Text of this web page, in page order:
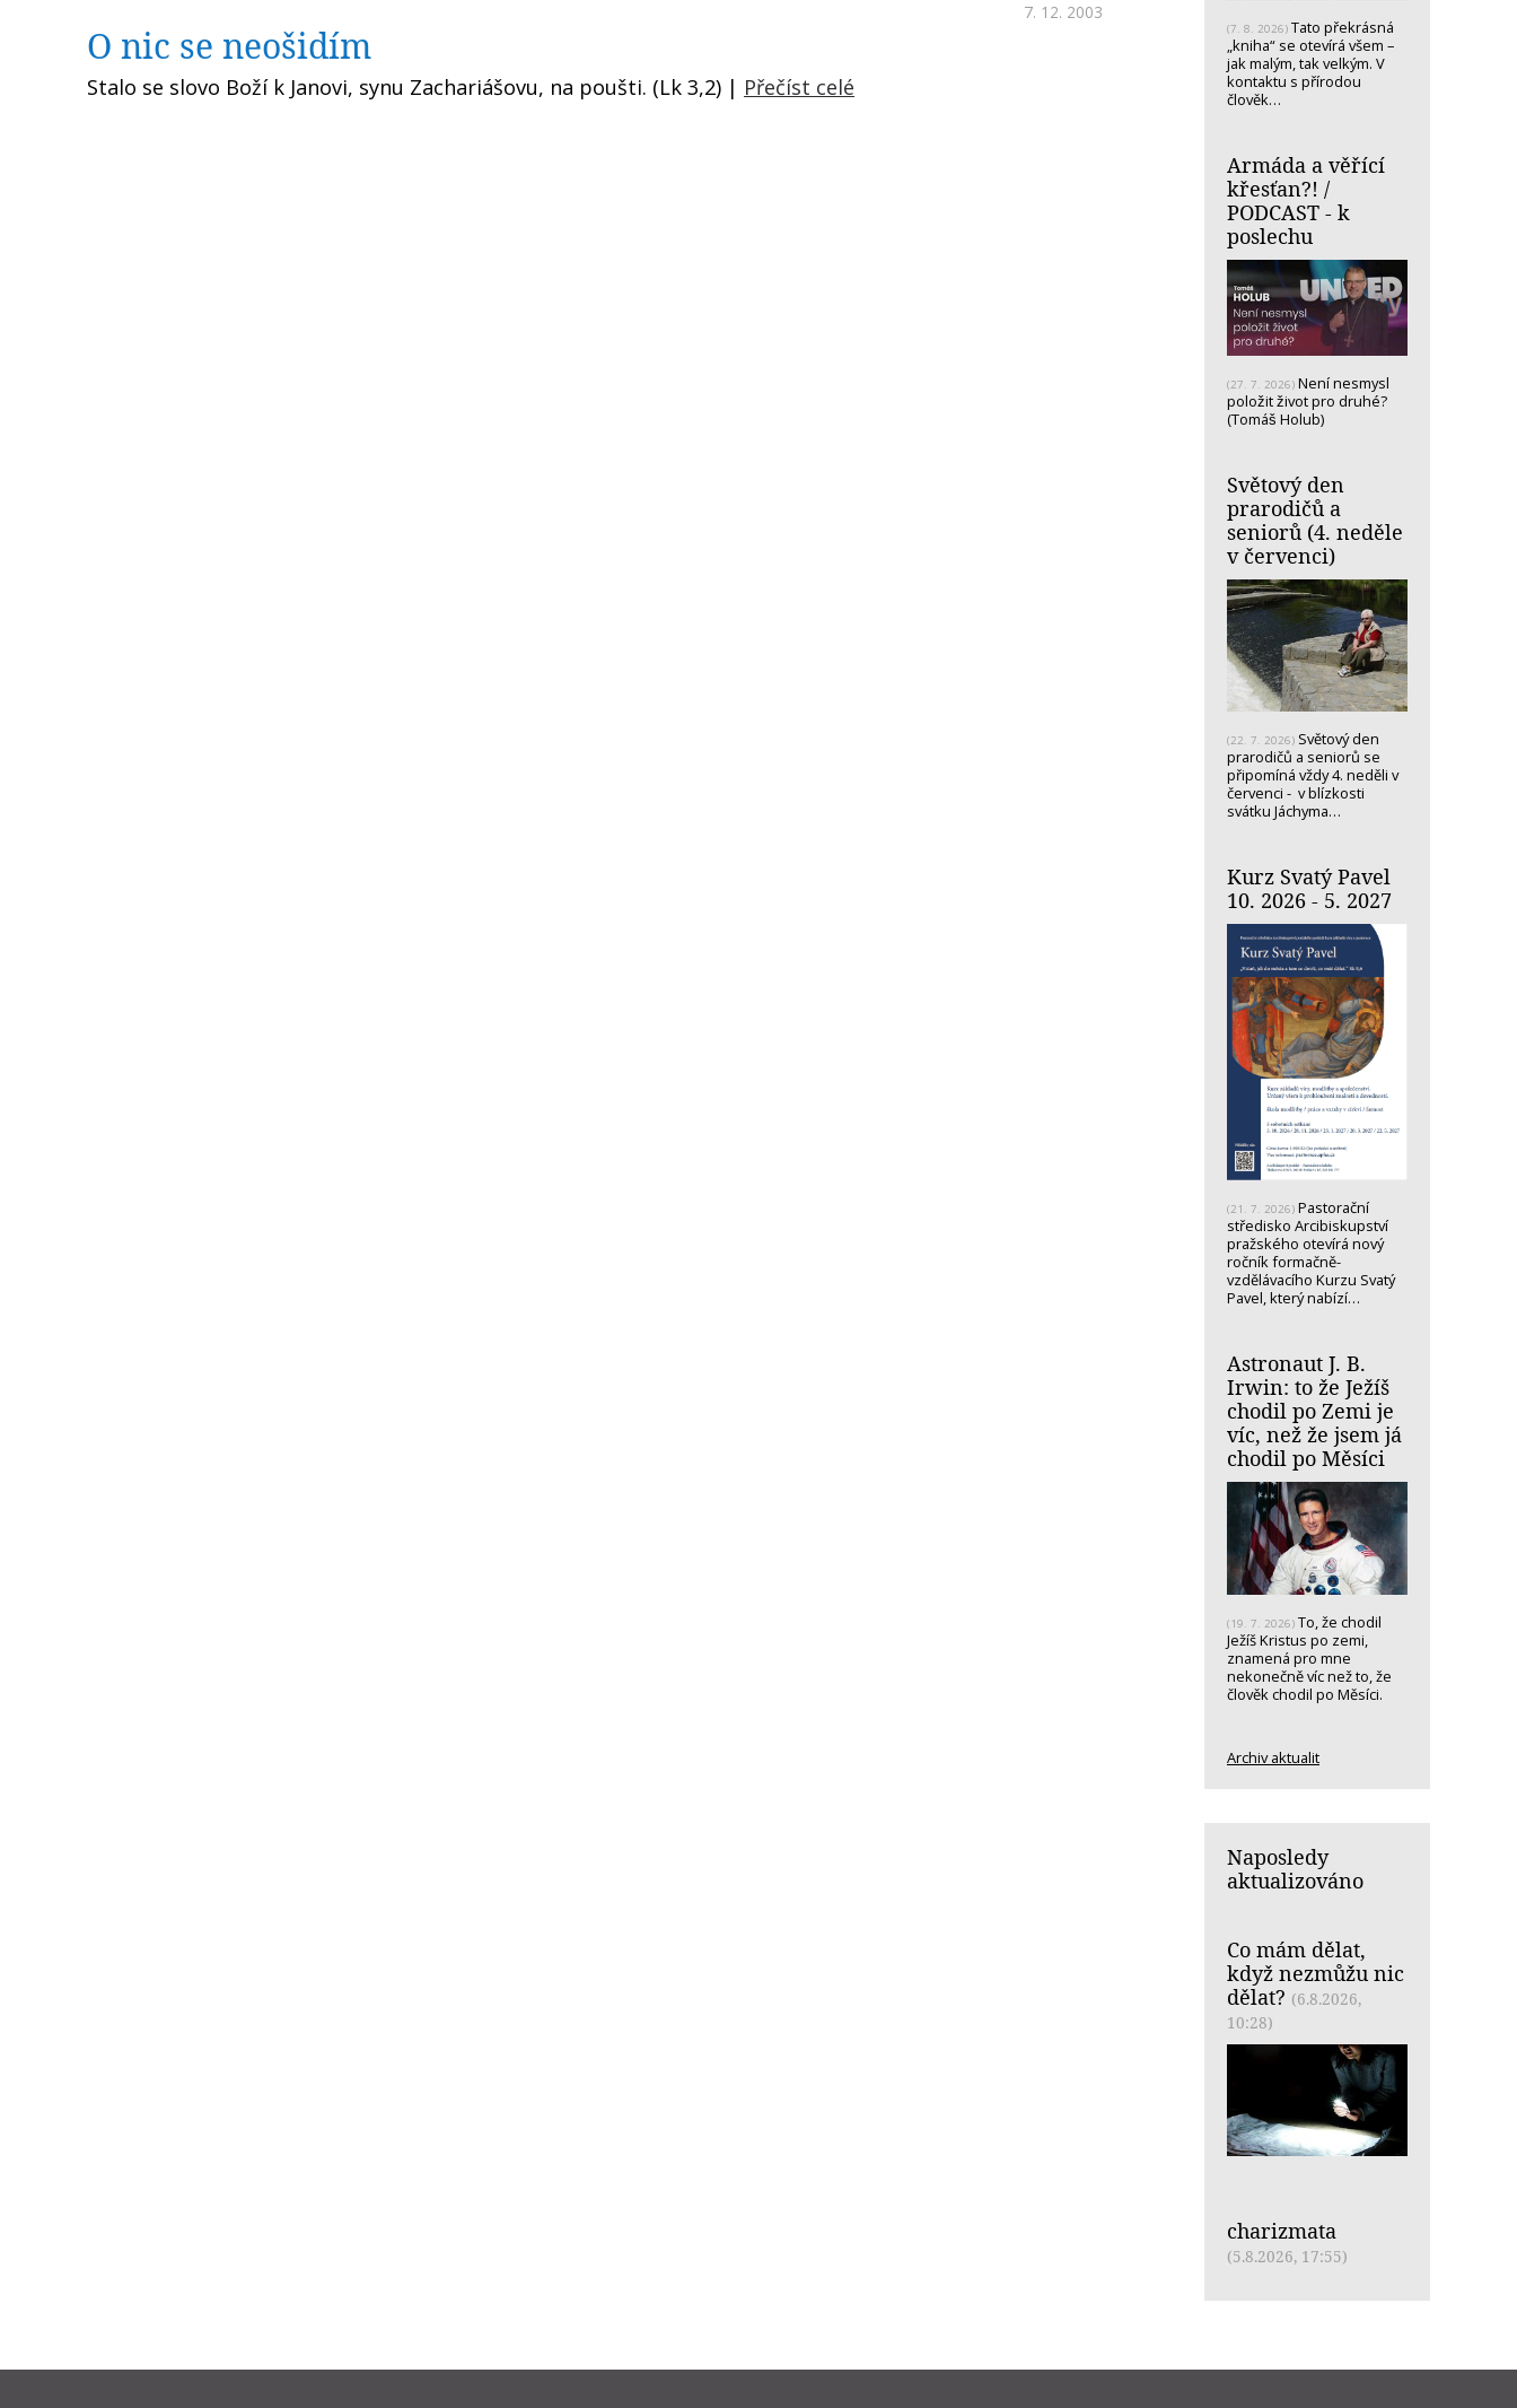
7. 12. 2003
O nic se neošidím
Stalo se slovo Boží k Janovi, synu Zachariášovu, na poušti. (Lk 3,2) | Přečíst celé
(7. 8. 2026) Tato překrásná
„kniha“ se otevírá všem –
jak malým, tak velkým. V
kontaktu s přírodou
člověk…
Armáda a věřící
křesťan?! /
PODCAST - k
poslechu
(27. 7. 2026) Není nesmysl
položit život pro druhé?
(Tomáš Holub)
Světový den
prarodičů a
seniorů (4. neděle
v červenci)
(22. 7. 2026) Světový den
prarodičů a seniorů se
připomíná vždy 4. neděli v
červenci - v blízkosti
svátku Jáchyma…
Kurz Svatý Pavel
10. 2026 - 5. 2027
(21. 7. 2026) Pastorační
středisko Arcibiskupství
pražského otevírá nový
ročník formačně-
vzdělávacího Kurzu Svatý
Pavel, který nabízí…
Astronaut J. B.
Irwin: to že Ježíš
chodil po Zemi je
víc, než že jsem já
chodil po Měsíci
(19. 7. 2026) To, že chodil
Ježíš Kristus po zemi,
znamená pro mne
nekonečně víc než to, že
člověk chodil po Měsíci.
Archiv aktualit
Naposledy
aktualizováno
Co mám dělat,
když nezmůžu nic
dělat? (6.8.2026,
10:28)
charizmata
(5.8.2026, 17:55)